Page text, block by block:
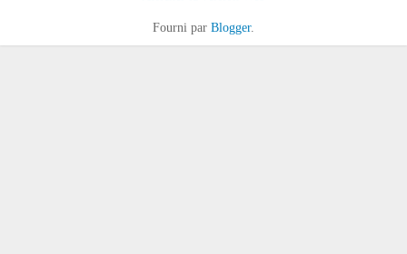
Fourni par Blogger.